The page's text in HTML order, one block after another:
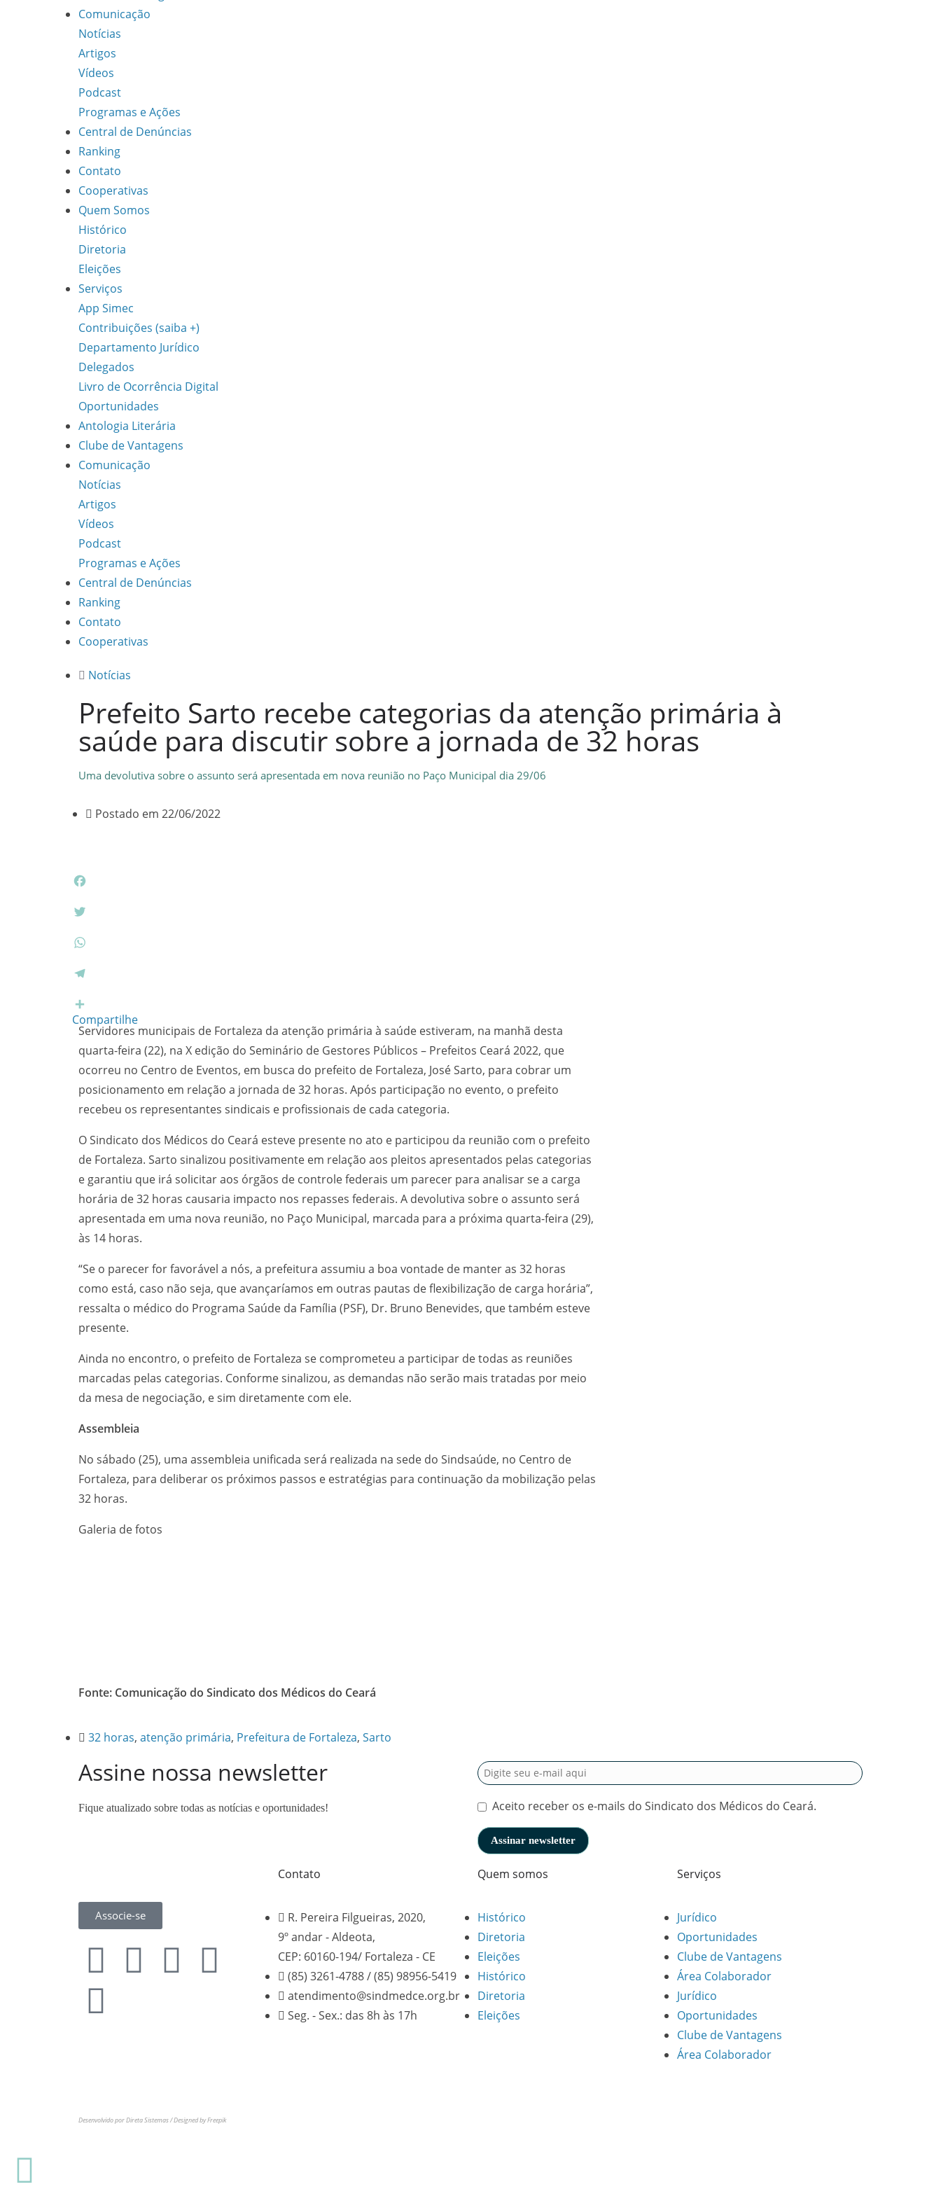
Comunicação
Notícias
Artigos
Vídeos
Podcast
Programas e Ações
Central de Denúncias
Ranking
Contato
Cooperativas
Quem Somos
Histórico
Diretoria
Eleições
Serviços
App Simec
Contribuições (saiba +)
Departamento Jurídico
Delegados
Livro de Ocorrência Digital
Oportunidades
Antologia Literária
Clube de Vantagens
Comunicação
Notícias
Artigos
Vídeos
Podcast
Programas e Ações
Central de Denúncias
Ranking
Contato
Cooperativas
Notícias
Prefeito Sarto recebe categorias da atenção primária à
saúde para discutir sobre a jornada de 32 horas
Uma devolutiva sobre o assunto será apresentada em nova reunião no Paço Municipal dia 29/06
Postado em 22/06/2022
a
e
o
k
w
t
e
r
h
t
s
A
e
l
m
Compartilhe
Servidores municipais de Fortaleza da atenção primária à saúde estiveram, na manhã desta
quarta-feira (22), na X edição do Seminário de Gestores Públicos – Prefeitos Ceará 2022, que
ocorreu no Centro de Eventos, em busca do prefeito de Fortaleza, José Sarto, para cobrar um
posicionamento em relação a jornada de 32 horas. Após participação no evento, o prefeito
recebeu os representantes sindicais e profissionais de cada categoria.
O Sindicato dos Médicos do Ceará esteve presente no ato e participou da reunião com o prefeito
de Fortaleza. Sarto sinalizou positivamente em relação aos pleitos apresentados pelas categorias
e garantiu que irá solicitar aos órgãos de controle federais um parecer para analisar se a carga
horária de 32 horas causaria impacto nos repasses federais. A devolutiva sobre o assunto será
apresentada em uma nova reunião, no Paço Municipal, marcada para a próxima quarta-feira (29),
às 14 horas.
“Se o parecer for favorável a nós, a prefeitura assumiu a boa vontade de manter as 32 horas
como está, caso não seja, que avançaríamos em outras pautas de flexibilização de carga horária”,
ressalta o médico do Programa Saúde da Família (PSF), Dr. Bruno Benevides, que também esteve
presente.
Ainda no encontro, o prefeito de Fortaleza se comprometeu a participar de todas as reuniões
marcadas pelas categorias. Conforme sinalizou, as demandas não serão mais tratadas por meio
da mesa de negociação, e sim diretamente com ele.
Assembleia
No sábado (25), uma assembleia unificada será realizada na sede do Sindsaúde, no Centro de
Fortaleza, para deliberar os próximos passos e estratégias para continuação da mobilização pelas
32 horas.
Galeria de fotos
Fonte: Comunicação do Sindicato dos Médicos do Ceará
32 horas, atenção primária, Prefeitura de Fortaleza, Sarto
Assine nossa newsletter
Fique atualizado sobre todas as notícias e oportunidades! Aceito receber os e-mails do Sindicato dos Médicos do Ceará.
Associe-se
Desenvolvido por Direta Sistemas /Designed by Freepik
Contato
R. Pereira Filgueiras, 2020,
9º andar - Aldeota,
CEP: 60160-194/ Fortaleza - CE
(85) 3261-4788 / (85) 98956-5419
atendimento@sindmedce.org.br
Seg. - Sex.: das 8h às 17h
Quem somos
Histórico
Diretoria
Eleições
Histórico
Diretoria
Eleições
Serviços
Jurídico
Oportunidades
Clube de Vantagens
Área Colaborador
Jurídico
Oportunidades
Clube de Vantagens
Área Colaborador